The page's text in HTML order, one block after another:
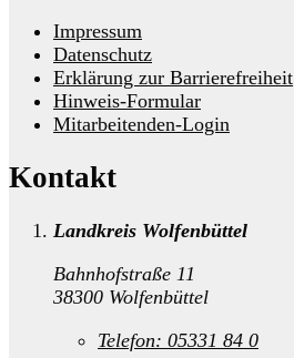
Impressum
Datenschutz
Erklärung zur Barrierefreiheit
Hinweis-Formular
Mitarbeitenden-Login
Kontakt
Landkreis Wolfenbüttel
Bahnhofstraße 11
38300 Wolfenbüttel
Telefon: 05331 84 0